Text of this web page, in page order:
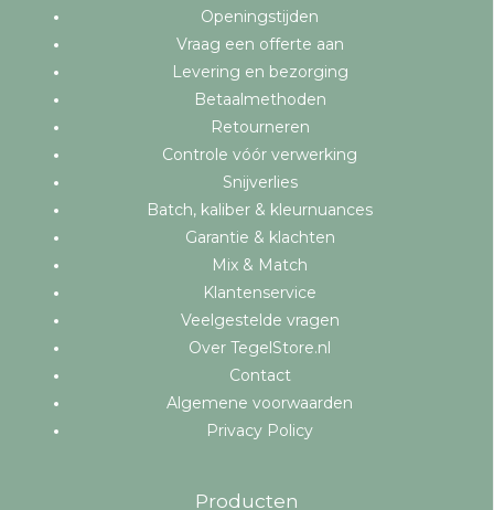
Openingstijden
Vraag een offerte aan
Levering en bezorging
Betaalmethoden
Retourneren
Controle vóór verwerking
Snijverlies
Batch, kaliber & kleurnuances
Garantie & klachten
Mix & Match
Klantenservice
Veelgestelde vragen
Over TegelStore.nl
Contact
Algemene voorwaarden
Privacy Policy
Producten